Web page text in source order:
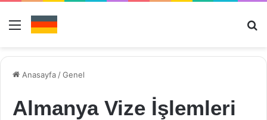
Menü
Anasayfa /Genel
Almanya Vize İşlemleri